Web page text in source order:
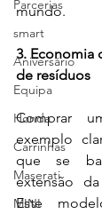
Parcerias
smart
Aniversário
Equipa
Honda
Carrinhas
Maserati
MINI
mundo.
3. Economia
de resíduos
Comprar
exemplo
que se
extensão
Este